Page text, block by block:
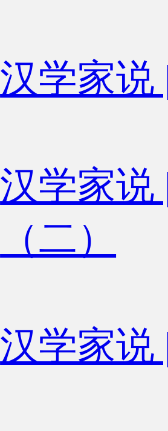
汉学家说
汉学家说
（二）
汉学家说